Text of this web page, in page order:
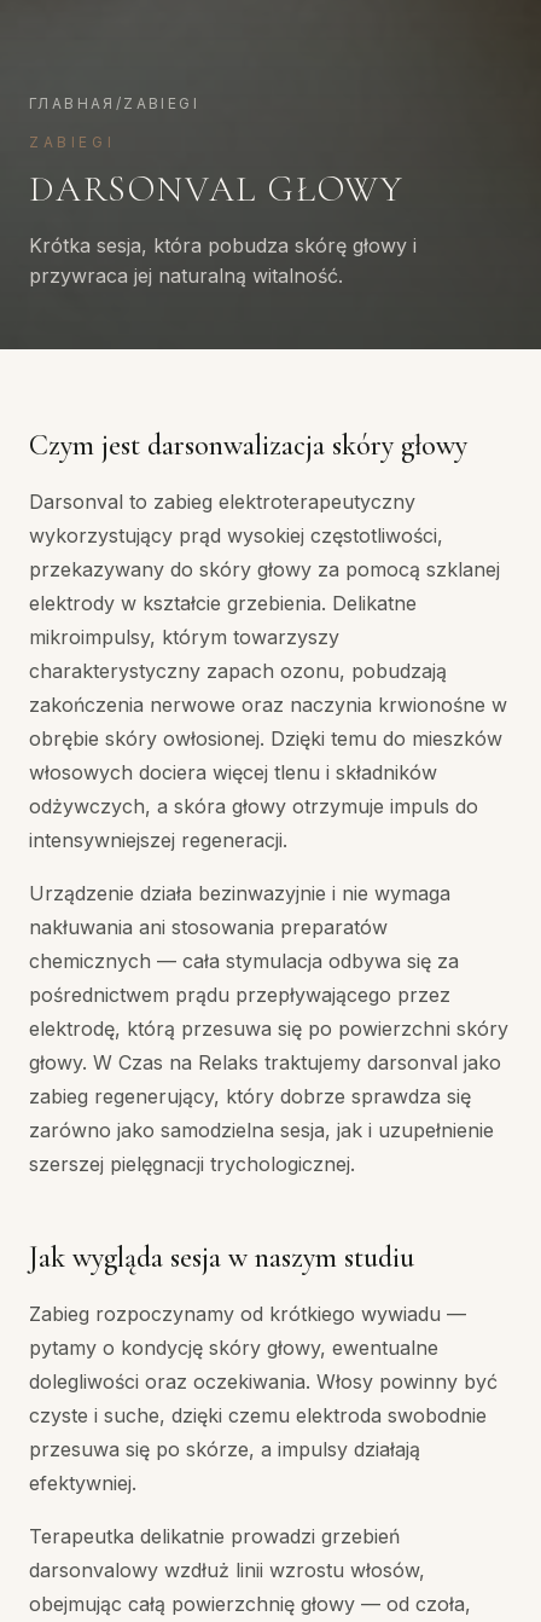
ГЛАВНАЯ / ZABIEGI
ZABIEGI
DARSONVAL GŁOWY
Krótka sesja, która pobudza skórę głowy i
przywraca jej naturalną witalność.
Czym jest darsonwalizacja skóry głowy
Darsonval to zabieg elektroterapeutyczny
wykorzystujący prąd wysokiej częstotliwości,
przekazywany do skóry głowy za pomocą szklanej
elektrody w kształcie grzebienia. Delikatne
mikroimpulsy, którym towarzyszy
charakterystyczny zapach ozonu, pobudzają
zakończenia nerwowe oraz naczynia krwionośne w
obrębie skóry owłosionej. Dzięki temu do mieszków
włosowych dociera więcej tlenu i składników
odżywczych, a skóra głowy otrzymuje impuls do
intensywniejszej regeneracji.
Urządzenie działa bezinwazyjnie i nie wymaga
nakłuwania ani stosowania preparatów
chemicznych — cała stymulacja odbywa się za
pośrednictwem prądu przepływającego przez
elektrodę, którą przesuwa się po powierzchni skóry
głowy. W Czas na Relaks traktujemy darsonval jako
zabieg regenerujący, który dobrze sprawdza się
zarówno jako samodzielna sesja, jak i uzupełnienie
szerszej pielęgnacji trychologicznej.
Jak wygląda sesja w naszym studiu
Zabieg rozpoczynamy od krótkiego wywiadu —
pytamy o kondycję skóry głowy, ewentualne
dolegliwości oraz oczekiwania. Włosy powinny być
czyste i suche, dzięki czemu elektroda swobodnie
przesuwa się po skórze, a impulsy działają
efektywniej.
Terapeutka delikatnie prowadzi grzebień
darsonvalowy wzdłuż linii wzrostu włosów,
obejmując całą powierzchnię głowy — od czoła,